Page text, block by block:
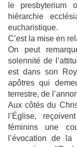
le presbyterium
hiérarchie
eucharistique.
C’est la mise en
On peut
solennité de
est dans son
apôtres qui
terrestre, de
Aux côtés du
l’Église,
féminins une
l’évocation de